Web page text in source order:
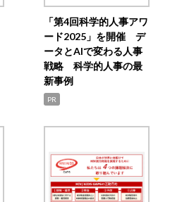
「第4回科学的人事アワ
ード2025」を開催 デ
ータとAIで変わる人事
戦略 科学的人事の最
新事例
PR